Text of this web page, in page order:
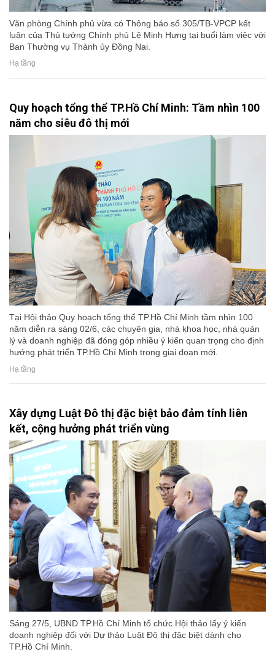
Văn phòng Chính phủ vừa có Thông báo số 305/TB-VPCP kết
luận của Thủ tướng Chính phủ Lê Minh Hưng tại buổi làm việc với
Ban Thường vụ Thành ủy Đồng Nai.
Hạ tầng
Quy hoạch tổng thể TP.Hồ Chí Minh: Tầm nhìn 100
năm cho siêu đô thị mới
Tại Hội thảo Quy hoạch tổng thể TP.Hồ Chí Minh tầm nhìn 100
năm diễn ra sáng 02/6, các chuyên gia, nhà khoa học, nhà quản
lý và doanh nghiệp đã đóng góp nhiều ý kiến quan trọng cho định
hướng phát triển TP.Hồ Chí Minh trong giai đoạn mới.
Hạ tầng
Xây dựng Luật Đô thị đặc biệt bảo đảm tính liên
kết, cộng hưởng phát triển vùng
Sáng 27/5, UBND TP.Hồ Chí Minh tổ chức Hội thảo lấy ý kiến
doanh nghiệp đối với Dự thảo Luật Đô thị đặc biệt dành cho
TP.Hồ Chí Minh.